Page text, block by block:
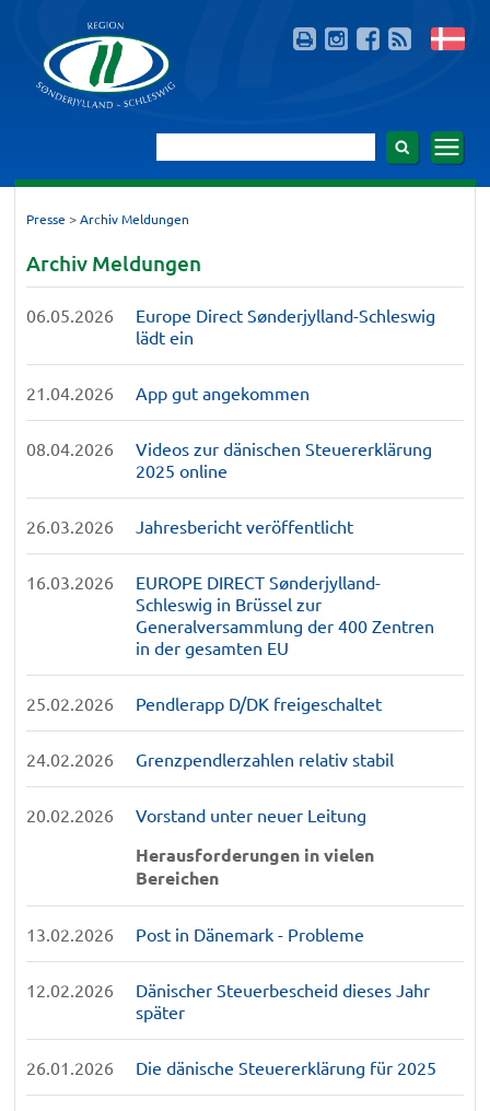
Presse > Archiv Meldungen
Archiv Meldungen
06.05.2026
Europe Direct Sønderjylland-Schleswig
lädt ein
21.04.2026 App gut angekommen
08.04.2026
Videos zur dänischen Steuererklärung
2025 online
26.03.2026 Jahresbericht veröffentlicht
16.03.2026
EUROPE DIRECT Sønderjylland-
Schleswig in Brüssel zur
Generalversammlung der 400 Zentren
in der gesamten EU
25.02.2026 Pendlerapp D/DK freigeschaltet
24.02.2026 Grenzpendlerzahlen relativ stabil
20.02.2026 Vorstand unter neuer Leitung
Herausforderungen in vielen
Bereichen
13.02.2026 Post in Dänemark - Probleme
12.02.2026
Dänischer Steuerbescheid dieses Jahr
später
26.01.2026 Die dänische Steuererklärung für 2025